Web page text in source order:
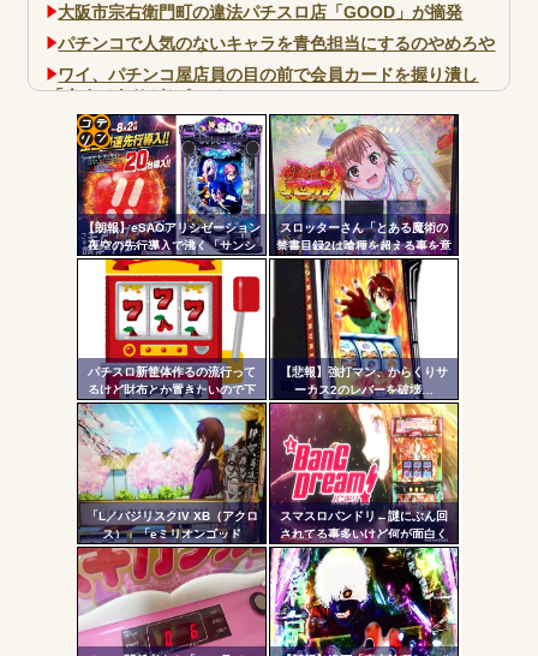
大阪市宗右衛門町の違法パチスロ店「GOOD」が摘発
パチンコで人気のないキャラを青色担当にするのやめろや
ワイ、パチンコ屋店員の目の前で会員カードを握り潰し
「今までありがとう」と...
無職のパチンコカス(22)なんやが、ワイの人生どれくらい
ヤバいか教えて？...
AngelBeats!とかいうクソアニメの思い出ｗｗｗ
Powered by livedoor 相互RSS
【朗報】eSAOアリシゼーション
夜空の先行導入で沸く「サンシ
ャインKYORAKU平針」2日連続
で総差枚10万枚超えの祭りを開
催中ｗｗｗｗ
スロッターさん「とある魔術の
禁書目録2は喰種を超える事を意
識して作ってるだけあって、演
出・ゲーム性は東京喰種よりも
良い」
パチスロ新筐体作るの流行って
るけど財布とか置きたいので下
皿とか今まで通りがいいわ
【悲報】強打マン、からくりサ
ーカス2のレバーを破壊…
「L／バジリスクIV XB（アクロ
ス）」「eミリオンゴッド
3CHB（メーシー）」「L／Vivy
／A5（大都）」が検定通過
スマスロバンドリ←謎にぶん回
されてる事多いけど何が面白く
て打ってるの？？？
コテ
リン
- 固
定リ
ンク
自動
更新
ツー
ル